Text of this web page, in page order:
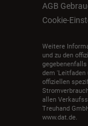
AGB
Cookie-
Weitere
und zu den
dem 'Leitfaden
offiziellen
allen
Treuhand
www.dat.de.